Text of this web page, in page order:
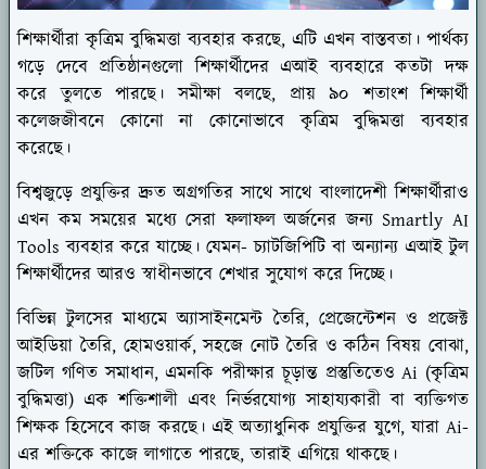
শিক্ষার্থীরা কৃত্রিম বুদ্ধিমত্তা ব্যবহার করছে, এটি এখন বাস্তবতা। পার্থক্য
গড়ে দেবে প্রতিষ্ঠানগুলো শিক্ষার্থীদের এআই ব্যবহারে কতটা দক্ষ
করে তুলতে পারছে। সমীক্ষা বলছে, প্রায় ৯০ শতাংশ শিক্ষার্থী
কলেজজীবনে কোনো না কোনোভাবে কৃত্রিম বুদ্ধিমত্তা ব্যবহার
করেছে।
বিশ্বজুড়ে প্রযুক্তির দ্রুত অগ্রগতির সাথে সাথে বাংলাদেশী শিক্ষার্থীরাও
এখন কম সময়ের মধ্যে সেরা ফলাফল অর্জনের জন্য Smartly AI
Tools ব্যবহার করে যাচ্ছে। যেমন- চ্যাটজিপিটি বা অন্যান্য এআই টুল
শিক্ষার্থীদের আরও স্বাধীনভাবে শেখার সুযোগ করে দিচ্ছে।
বিভিন্ন টুলসের মাধ্যমে অ্যাসাইনমেন্ট তৈরি, প্রেজেন্টেশন ও প্রজেক্ট
আইডিয়া তৈরি, হোমওয়ার্ক, সহজে নোট তৈরি ও কঠিন বিষয় বোঝা,
জটিল গণিত সমাধান, এমনকি পরীক্ষার চূড়ান্ত প্রস্তুতিতেও Ai (কৃত্রিম
বুদ্ধিমত্তা) এক শক্তিশালী এবং নির্ভরযোগ্য সাহায্যকারী বা ব্যক্তিগত
শিক্ষক হিসেবে কাজ করছে। এই অত্যাধুনিক প্রযুক্তির যুগে, যারা Ai-
এর শক্তিকে কাজে লাগাতে পারছে, তারাই এগিয়ে থাকছে।